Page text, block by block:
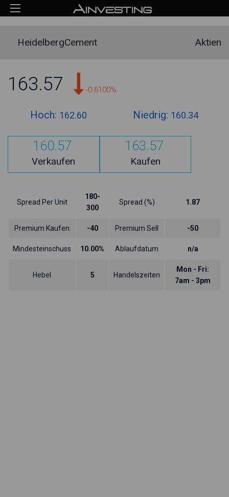
HeidelbergCement Aktien
163.57 -0.6100%
Hoch: 162.60 Niedrig: 160.34
160.57
Verkaufen
163.57
Kaufen
Spread Per Unit
180-
300
Spread (%) 1.87
Premium Kaufen -40 Premium Sell -50
Mindesteinschuss 10.00% Ablaufdatum n/a
Hebel 5 Handelszeiten
Mon - Fri:
7am - 3pm